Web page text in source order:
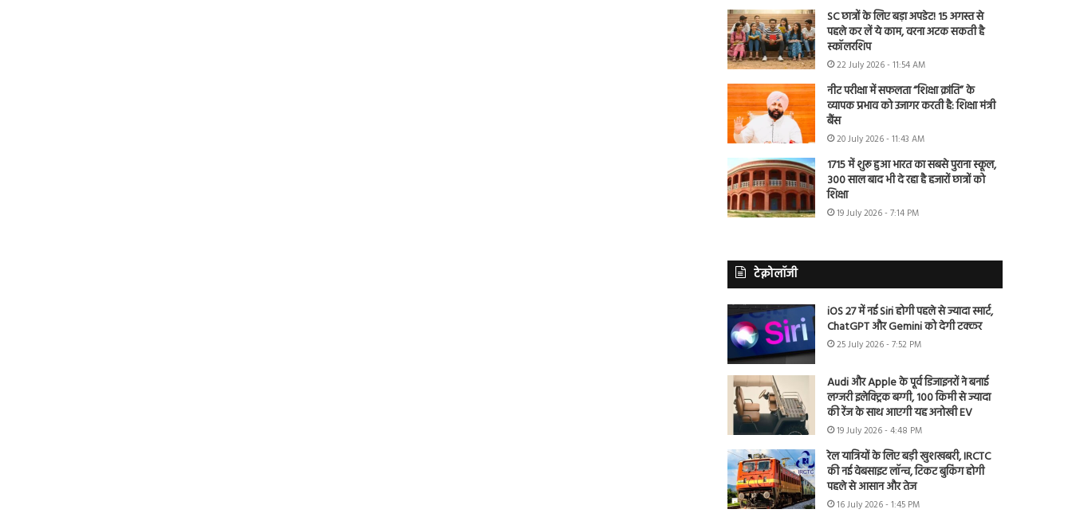
SC छात्रों के लिए बड़ा अपडेट! 15 अगस्त से
पहले कर लें ये काम, वरना अटक सकती है
स्कॉलरशिप
22 July 2026 - 11:54 AM
नीट परीक्षा में सफलता “शिक्षा क्रांति” के
व्यापक प्रभाव को उजागर करती है: शिक्षा मंत्री
बैंस
20 July 2026 - 11:43 AM
1715 में शुरू हुआ भारत का सबसे पुराना स्कूल,
300 साल बाद भी दे रहा है हजारों छात्रों को
शिक्षा
19 July 2026 - 7:14 PM
टेक्नोलॉजी
iOS 27 में नई Siri होगी पहले से ज्यादा स्मार्ट,
ChatGPT और Gemini को देगी टक्कर
25 July 2026 - 7:52 PM
Audi और Apple के पूर्व डिजाइनरों ने बनाई
लग्जरी इलेक्ट्रिक बग्गी, 100 किमी से ज्यादा
की रेंज के साथ आएगी यह अनोखी EV
19 July 2026 - 4:48 PM
रेल यात्रियों के लिए बड़ी खुशखबरी, IRCTC
की नई वेबसाइट लॉन्च, टिकट बुकिंग होगी
पहले से आसान और तेज
16 July 2026 - 1:45 PM